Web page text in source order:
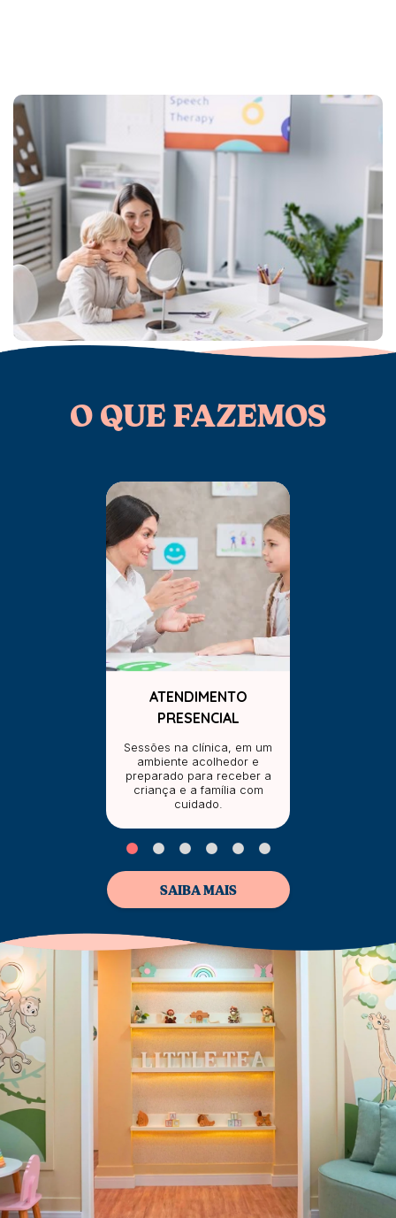
O QUE FAZEMOS
ATENDIMENTO
PRESENCIAL
Sessões na clínica, em um
ambiente acolhedor e
preparado para receber a
criança e a família com
cuidado.
SAIBA MAIS